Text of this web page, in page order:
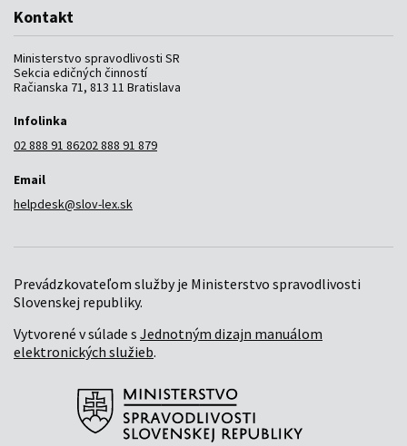
Kontakt
Ministerstvo spravodlivosti SR
Sekcia edičných činností
Račianska 71, 813 11 Bratislava
Infolinka
02 888 91 86202 888 91 879
Email
helpdesk@slov-lex.sk
Prevádzkovateľom služby je Ministerstvo spravodlivosti
Slovenskej republiky.
Vytvorené v súlade s Jednotným dizajn manuálom
elektronických služieb.